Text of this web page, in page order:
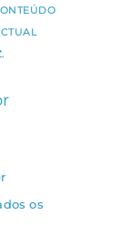
os